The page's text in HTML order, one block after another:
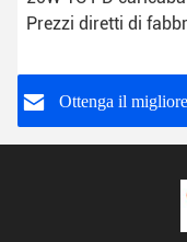
Prezzi diretti di
eccezionale
La tua ricarica
di ricarica rapida
Ottenga il